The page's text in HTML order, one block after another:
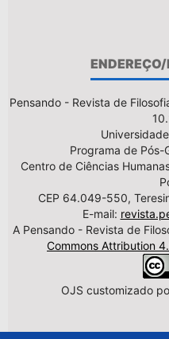
Pensando - Revista de
Programa de Pós-
Centro de Ciências
CEP 64.049-550,
E-mail:
A Pensando - Revista de
Commons Attribution
OJS customizado